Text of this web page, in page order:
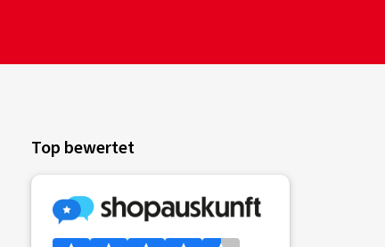
Top bewertet